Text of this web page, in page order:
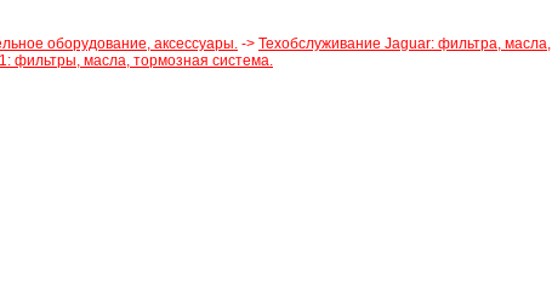
оборудование, аксессуары. -> Техобслуживание Jaguar: фильтра, масла,
фильтры, масла, тормозная система.